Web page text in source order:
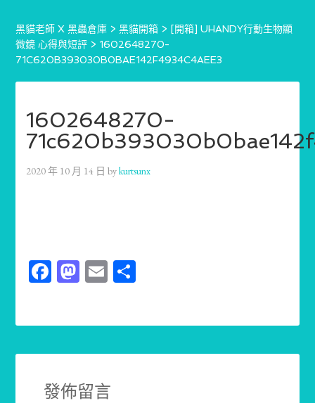
黑貓老師 X 黑蟲倉庫 >黑貓開箱 > [開箱] UHANDY行動生物顯
微鏡 心得與短評 > 1602648270-
71C620B393030B0BAE142F4934C4AEE3
1602648270-
2020 年 10 月 14 日 bykurtsunx
Facebook
Mastodon
Email
發佈留言